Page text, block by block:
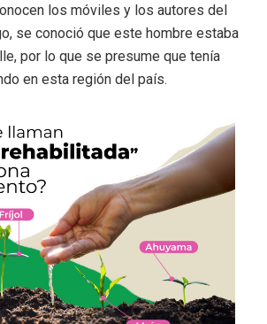
los móviles y los autores del
se conoció que este hombre estaba
por lo que se presume que tenía
en esta región del país.